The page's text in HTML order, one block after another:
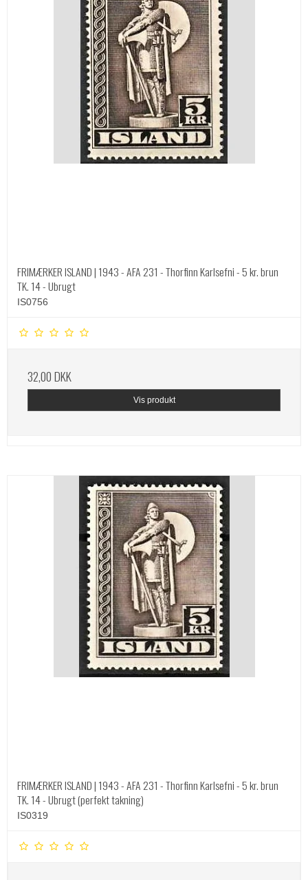
FRIMÆRKER ISLAND | 1943 - AFA 231 - Thorfinn Karlsefni - 5 kr. brun
TK. 14 - Ubrugt
IS0756
32,00 DKK
Vis produkt
FRIMÆRKER ISLAND | 1943 - AFA 231 - Thorfinn Karlsefni - 5 kr. brun
TK. 14 - Ubrugt (perfekt takning)
IS0319